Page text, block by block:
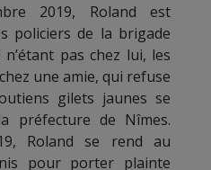
2019, Roland est
policiers de la brigade
pas chez lui, les
une amie, qui refuse
gilets jaunes se
préfecture de Nîmes.
Roland se rend au
pour porter plainte